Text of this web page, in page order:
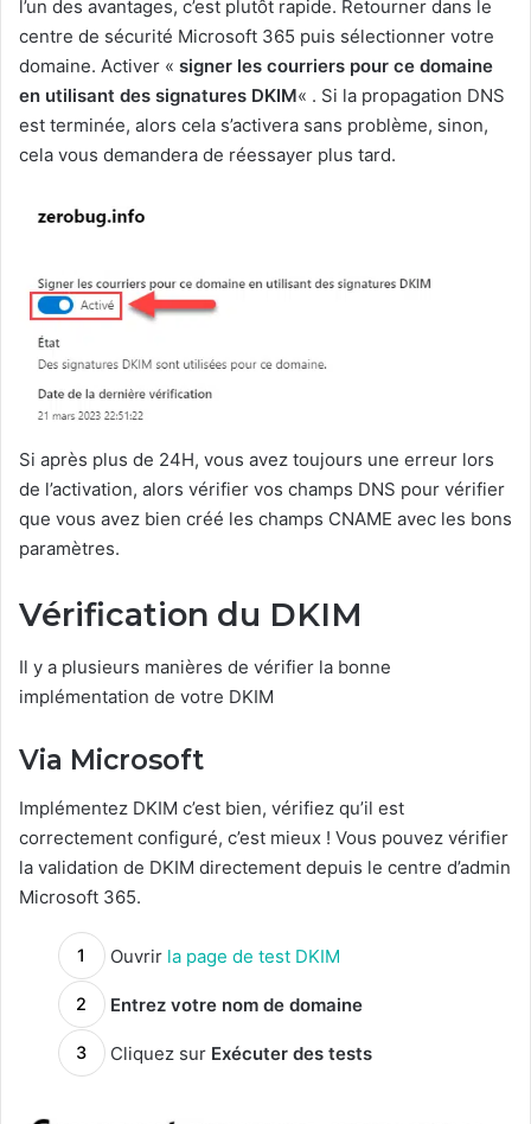
l’un des avantages, c’est plutôt rapide. Retourner dans le
centre de sécurité Microsoft 365 puis sélectionner votre
domaine. Activer « signer les courriers pour ce domaine
en utilisant des signatures DKIM« . Si la propagation DNS
est terminée, alors cela s’activera sans problème, sinon,
cela vous demandera de réessayer plus tard.
Si après plus de 24H, vous avez toujours une erreur lors
de l’activation, alors vérifier vos champs DNS pour vérifier
que vous avez bien créé les champs CNAME avec les bons
paramètres.
Vérification du DKIM
Il y a plusieurs manières de vérifier la bonne
implémentation de votre DKIM
Via Microsoft
Implémentez DKIM c’est bien, vérifiez qu’il est
correctement configuré, c’est mieux ! Vous pouvez vérifier
la validation de DKIM directement depuis le centre d’admin
Microsoft 365.
Ouvrir la page de test DKIM
Entrez votre nom de domaine
Cliquez sur Exécuter des tests